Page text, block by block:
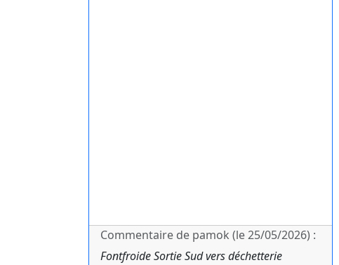
Commentaire de pamok (le 25/05/2026) :
Fontfroide Sortie Sud vers déchetterie